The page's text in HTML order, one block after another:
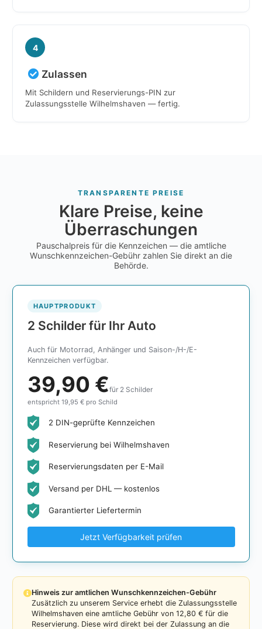
4
Zulassen
Mit Schildern und Reservierungs-PIN zur
Zulassungsstelle Wilhelmshaven — fertig.
TRANSPARENTE PREISE
Klare Preise, keine
Überraschungen
Pauschalpreis für die Kennzeichen — die amtliche
Wunschkennzeichen-Gebühr zahlen Sie direkt an die
Behörde.
HAUPTPRODUKT
2 Schilder für Ihr Auto
Auch für Motorrad, Anhänger und Saison-/H-/E-
Kennzeichen verfügbar.
39,90 €für 2 Schilder
entspricht 19,95 € pro Schild
2 DIN-geprüfte Kennzeichen
Reservierung bei Wilhelmshaven
Reservierungsdaten per E-Mail
Versand per DHL — kostenlos
Garantierter Liefertermin
Jetzt Verfügbarkeit prüfen
Hinweis zur amtlichen Wunschkennzeichen-Gebühr
Zusätzlich zu unserem Service erhebt die Zulassungsstelle
Wilhelmshaven eine amtliche Gebühr von 12,80 € für die
Reservierung. Diese wird direkt bei der Zulassung an die